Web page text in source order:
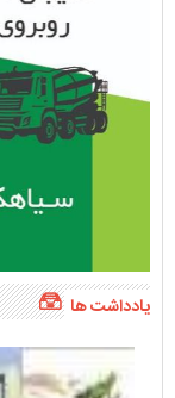
یادداشت ها